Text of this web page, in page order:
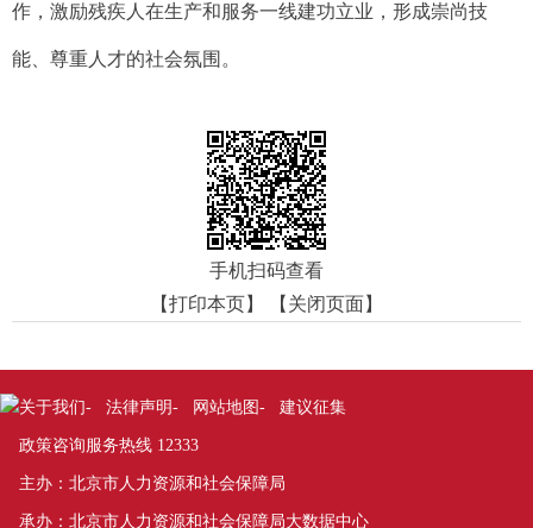
作，激励残疾人在生产和服务一线建功立业，形成崇尚技
能、尊重人才的社会氛围。
手机扫码查看
【打印本页】
【关闭页面】
关于我们- 法律声明- 网站地图- 建议征集
政策咨询服务热线 12333
主办：北京市人力资源和社会保障局
承办：北京市人力资源和社会保障局大数据中心